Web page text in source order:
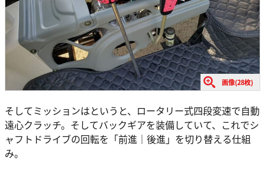
画像(28枚)
そしてミッションはというと、ロータリー式四段変速で自動
遠心クラッチ。そしてバックギアを装備していて、これでシ
ャフトドライブの回転を「前進｜後進」を切り替える仕組
み。